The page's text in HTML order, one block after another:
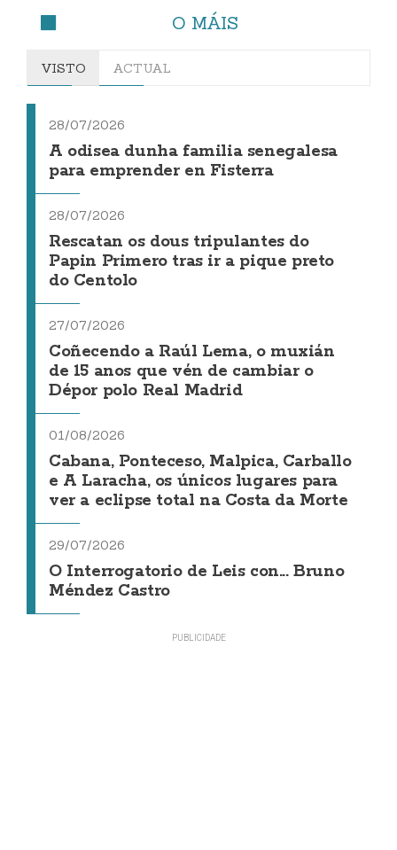
O MÁIS
VISTO ACTUAL
28/07/2026
A odisea dunha familia senegalesa
para emprender en Fisterra
28/07/2026
Rescatan os dous tripulantes do
Papin Primero tras ir a pique preto
do Centolo
27/07/2026
Coñecendo a Raúl Lema, o muxián
de 15 anos que vén de cambiar o
Dépor polo Real Madrid
01/08/2026
Cabana, Ponteceso, Malpica, Carballo
e A Laracha, os únicos lugares para
ver a eclipse total na Costa da Morte
29/07/2026
O Interrogatorio de Leis con... Bruno
Méndez Castro